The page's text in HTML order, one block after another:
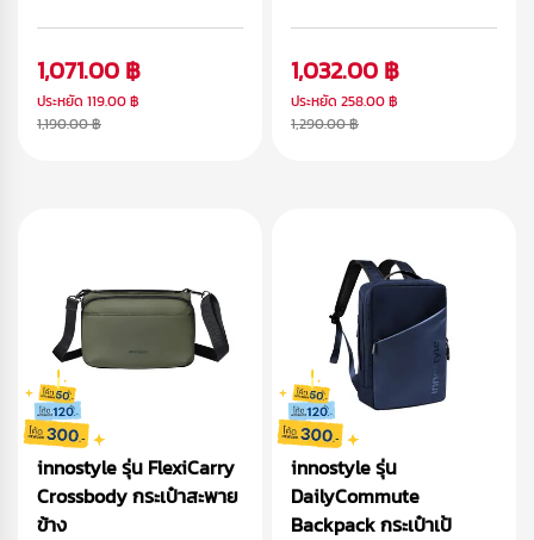
1,071.00 ฿
ประหยัด 119.00 ฿
1,190.00 ฿
1,032.00 ฿
ประหยัด 258.00 ฿
1,290.00 ฿
innostyle รุ่น FlexiCarry
Crossbody กระเป๋าสะพาย
ข้าง
innostyle รุ่น
DailyCommute
Backpack กระเป๋าเป้